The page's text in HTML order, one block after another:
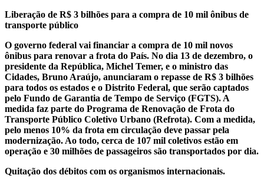
Liberação de R$ 3 bilhões para a compra de 10 mil ônibus de
transporte público
O governo federal vai financiar a compra de 10 mil novos
ônibus para renovar a frota do País. No dia 13 de dezembro, o
presidente da República, Michel Temer, e o ministro das
Cidades, Bruno Araújo, anunciaram o repasse de R$ 3 bilhões
para todos os estados e o Distrito Federal, que serão captados
pelo Fundo de Garantia de Tempo de Serviço (FGTS). A
medida faz parte do Programa de Renovação de Frota do
Transporte Público Coletivo Urbano (Refrota). Com a medida,
pelo menos 10% da frota em circulação deve passar pela
modernização. Ao todo, cerca de 107 mil coletivos estão em
operação e 30 milhões de passageiros são transportados por dia.
Quitação dos débitos com os organismos internacionais.